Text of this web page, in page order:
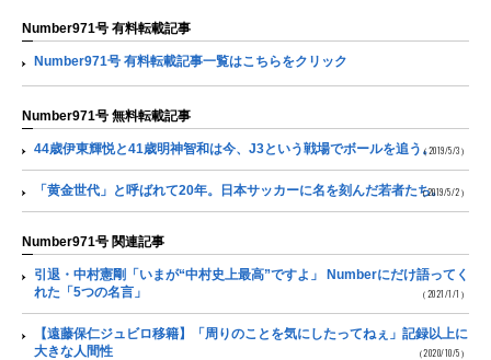
Number971号 有料転載記事
Number971号 有料転載記事一覧はこちらをクリック
Number971号 無料転載記事
44歳伊東輝悦と41歳明神智和は今、J3という戦場でボールを追う。（2019/5/3）
「黄金世代」と呼ばれて20年。日本サッカーに名を刻んだ若者たち。（2019/5/2）
Number971号 関連記事
引退・中村憲剛「いまが“中村史上最高”ですよ」 Numberにだけ語ってく
れた「5つの名言」
（2021/1/1）
【遠藤保仁ジュビロ移籍】「周りのことを気にしたってねぇ」記録以上に
大きな人間性
（2020/10/5）